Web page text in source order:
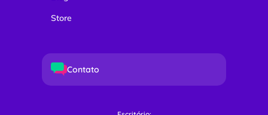
Store
Contato